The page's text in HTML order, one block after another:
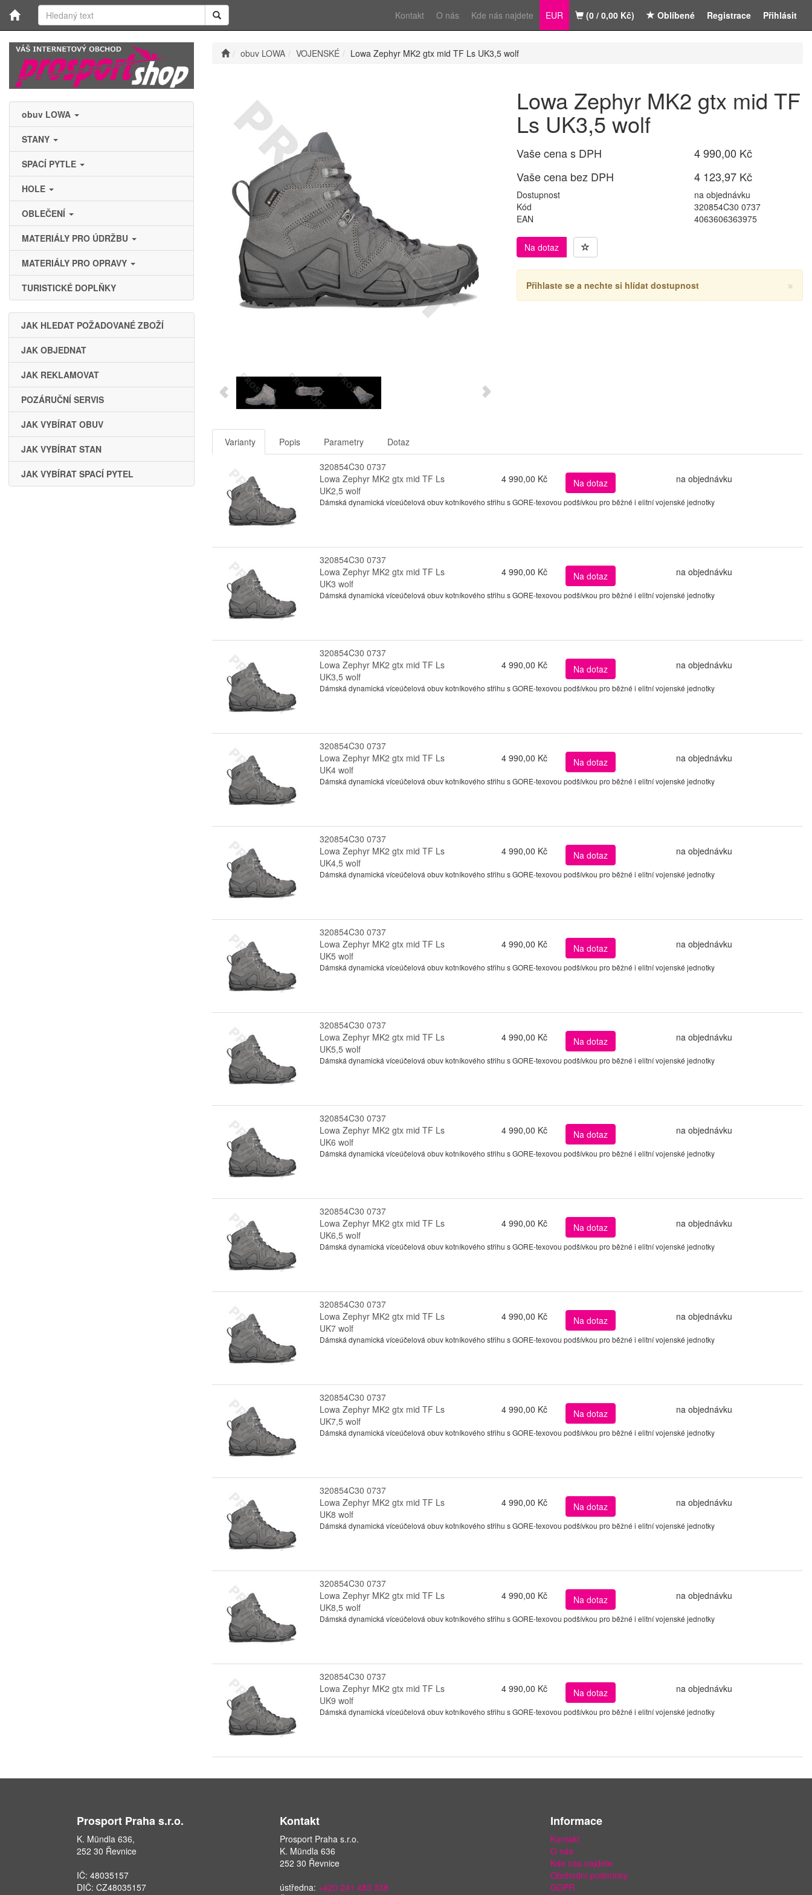
Registrace Přihlásit
Kontakt O nás Kde nás najdete EUR (0 / 0,00 Kč) Oblíbené
obuv LOWA
STANY
SPACÍ PYTLE
HOLE
OBLEČENÍ
MATERIÁLY PRO ÚDRŽBU
MATERIÁLY PRO OPRAVY
TURISTICKÉ DOPLŇKY
JAK HLEDAT POŽADOVANÉ ZBOŽÍ
JAK OBJEDNAT
JAK REKLAMOVAT
POZÁRUČNÍ SERVIS
JAK VYBÍRAT OBUV
JAK VYBÍRAT STAN
JAK VYBÍRAT SPACÍ PYTEL
obuv LOWA VOJENSKÉ Lowa Zephyr MK2 gtx mid TF Ls UK3,5 wolf
Lowa Zephyr MK2 gtx mid TF
Ls UK3,5 wolf
Vaše cena s DPH
4 990,00 Kč
Vaše cena bez DPH
4 123,97 Kč
Dostupnost
na objednávku
Kód
320854C30 0737
EAN
4063606363975
Na dotaz
×
Přihlaste se a nechte si hlídat dostupnost
Varianty Popis Parametry Dotaz
320854C30 0737
Lowa Zephyr MK2 gtx mid TF Ls
UK2,5 wolf
4 990,00 Kč Na dotaz na objednávku
Dámská dynamická víceúčelová obuv kotníkového střihu s GORE-texovou podšívkou pro běžné i elitní vojenské jednotky
320854C30 0737
Lowa Zephyr MK2 gtx mid TF Ls
UK3 wolf
4 990,00 Kč Na dotaz na objednávku
Dámská dynamická víceúčelová obuv kotníkového střihu s GORE-texovou podšívkou pro běžné i elitní vojenské jednotky
320854C30 0737
Lowa Zephyr MK2 gtx mid TF Ls
UK3,5 wolf
4 990,00 Kč Na dotaz na objednávku
Dámská dynamická víceúčelová obuv kotníkového střihu s GORE-texovou podšívkou pro běžné i elitní vojenské jednotky
320854C30 0737
Lowa Zephyr MK2 gtx mid TF Ls
UK4 wolf
4 990,00 Kč Na dotaz na objednávku
Dámská dynamická víceúčelová obuv kotníkového střihu s GORE-texovou podšívkou pro běžné i elitní vojenské jednotky
320854C30 0737
Lowa Zephyr MK2 gtx mid TF Ls
UK4,5 wolf
4 990,00 Kč Na dotaz na objednávku
Dámská dynamická víceúčelová obuv kotníkového střihu s GORE-texovou podšívkou pro běžné i elitní vojenské jednotky
320854C30 0737
Lowa Zephyr MK2 gtx mid TF Ls
UK5 wolf
4 990,00 Kč Na dotaz na objednávku
Dámská dynamická víceúčelová obuv kotníkového střihu s GORE-texovou podšívkou pro běžné i elitní vojenské jednotky
320854C30 0737
Lowa Zephyr MK2 gtx mid TF Ls
UK5,5 wolf
4 990,00 Kč Na dotaz na objednávku
Dámská dynamická víceúčelová obuv kotníkového střihu s GORE-texovou podšívkou pro běžné i elitní vojenské jednotky
320854C30 0737
Lowa Zephyr MK2 gtx mid TF Ls
UK6 wolf
4 990,00 Kč Na dotaz na objednávku
Dámská dynamická víceúčelová obuv kotníkového střihu s GORE-texovou podšívkou pro běžné i elitní vojenské jednotky
320854C30 0737
Lowa Zephyr MK2 gtx mid TF Ls
UK6,5 wolf
4 990,00 Kč Na dotaz na objednávku
Dámská dynamická víceúčelová obuv kotníkového střihu s GORE-texovou podšívkou pro běžné i elitní vojenské jednotky
320854C30 0737
Lowa Zephyr MK2 gtx mid TF Ls
UK7 wolf
4 990,00 Kč Na dotaz na objednávku
Dámská dynamická víceúčelová obuv kotníkového střihu s GORE-texovou podšívkou pro běžné i elitní vojenské jednotky
320854C30 0737
Lowa Zephyr MK2 gtx mid TF Ls
UK7,5 wolf
4 990,00 Kč Na dotaz na objednávku
Dámská dynamická víceúčelová obuv kotníkového střihu s GORE-texovou podšívkou pro běžné i elitní vojenské jednotky
320854C30 0737
Lowa Zephyr MK2 gtx mid TF Ls
UK8 wolf
4 990,00 Kč Na dotaz na objednávku
Dámská dynamická víceúčelová obuv kotníkového střihu s GORE-texovou podšívkou pro běžné i elitní vojenské jednotky
320854C30 0737
Lowa Zephyr MK2 gtx mid TF Ls
UK8,5 wolf
4 990,00 Kč Na dotaz na objednávku
Dámská dynamická víceúčelová obuv kotníkového střihu s GORE-texovou podšívkou pro běžné i elitní vojenské jednotky
320854C30 0737
Lowa Zephyr MK2 gtx mid TF Ls
UK9 wolf
4 990,00 Kč Na dotaz na objednávku
Dámská dynamická víceúčelová obuv kotníkového střihu s GORE-texovou podšívkou pro běžné i elitní vojenské jednotky
Prosport Praha s.r.o.
K. Mündla 636,
252 30 Řevnice
IČ: 48035157
DIČ: CZ48035157
Kontakt
Prosport Praha s.r.o.
K. Mündla 636
252 30 Řevnice
ústředna: +420 241 483 338
Informace
Kontakt
O nás
Kde nás najdete
Obchodní podmínky
GDPR